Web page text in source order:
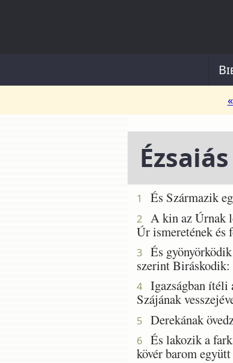
1 És Származik
2
A kin az Úrnak
Úr ismeretének és
3
És
szerint Biráskodik:
4
Igazságban ítéli
Szájának
5 Derekának
6
És lakozik a
kövér barom